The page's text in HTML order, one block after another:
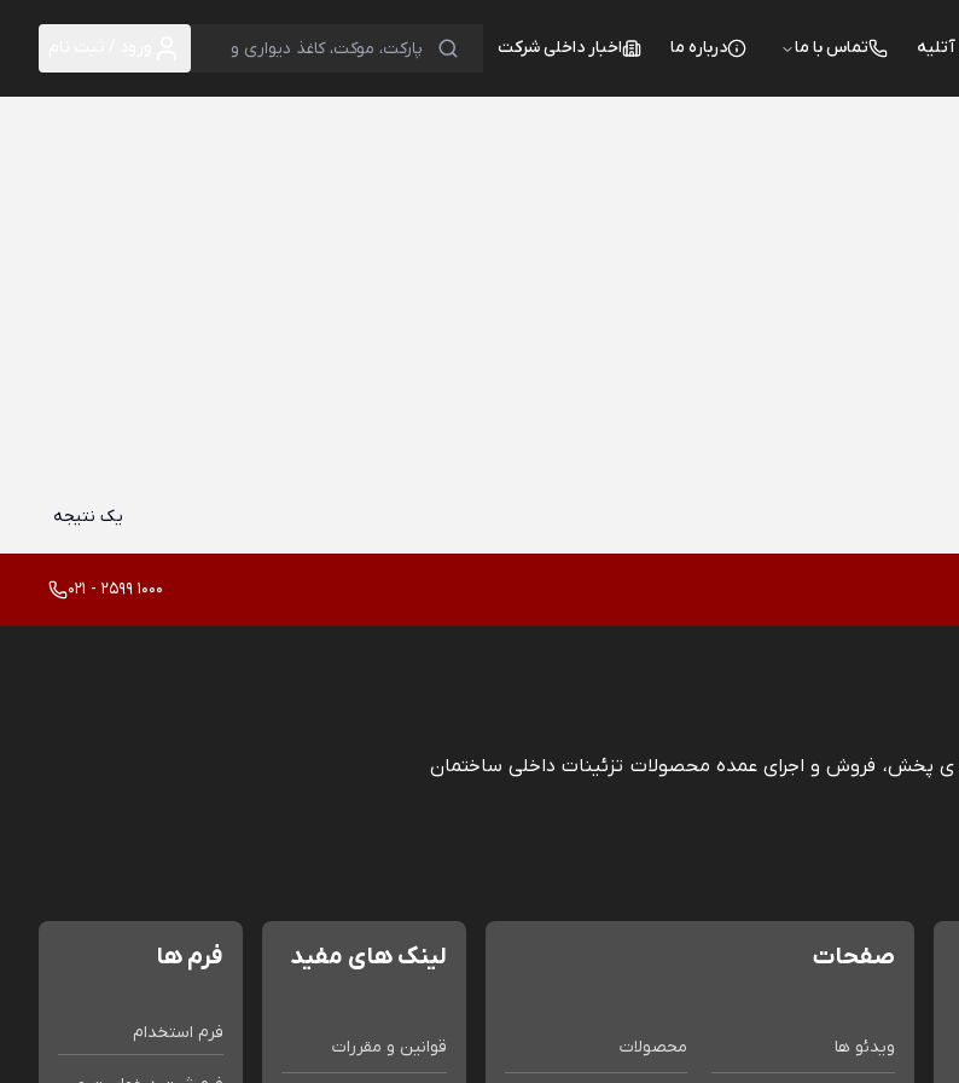
تماس با ما درباره ما اخبار داخلی شرکت
یک نتیجه
021 - 2599 1000
ی پخش، فروش و اجرای عمده محصولات تزئینات داخلی ساختمان
صفحات
ویدئو ها محصولات
لینک های مفید
قوانین و مقررات
فرم ها
فرم استخدام